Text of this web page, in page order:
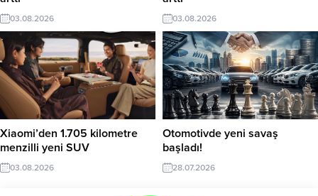
03.08.2026 03.08.2026
Xiaomi’den 1.705 kilometre
menzilli yeni SUV
03.08.2026
Otomotivde yeni savaş
başladı!
28.07.2026